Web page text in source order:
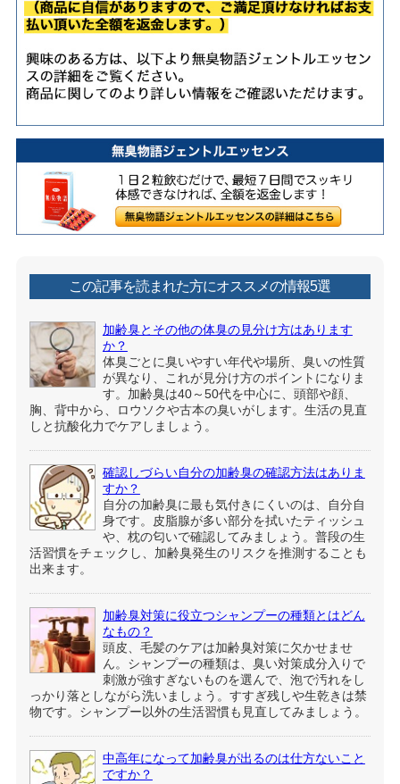
この記事を読まれた方にオススメの情報5選
加齢臭とその他の体臭の見分け方はあります
か？
体臭ごとに臭いやすい年代や場所、臭いの性質
が異なり、これが見分け方のポイントになりま
す。加齢臭は40～50代を中心に、頭部や顔、
胸、背中から、ロウソクや古本の臭いがします。生活の見直
しと抗酸化力でケアしましょう。
確認しづらい自分の加齢臭の確認方法はありま
すか？
自分の加齢臭に最も気付きにくいのは、自分自
身です。皮脂腺が多い部分を拭いたティッシュ
や、枕の匂いで確認してみましょう。普段の生
活習慣をチェックし、加齢臭発生のリスクを推測することも
出来ます。
加齢臭対策に役立つシャンプーの種類とはどん
なもの？
頭皮、毛髪のケアは加齢臭対策に欠かせませ
ん。シャンプーの種類は、臭い対策成分入りで
刺激が強すぎないものを選んで、泡で汚れをし
っかり落としながら洗いましょう。すすぎ残しや生乾きは禁
物です。シャンプー以外の生活習慣も見直してみましょう。
中高年になって加齢臭が出るのは仕方ないこと
ですか？